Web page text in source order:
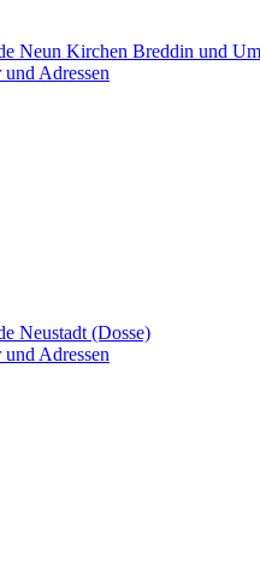
Neun Kirchen Breddin und
Adressen
Neustadt (Dosse)
Adressen